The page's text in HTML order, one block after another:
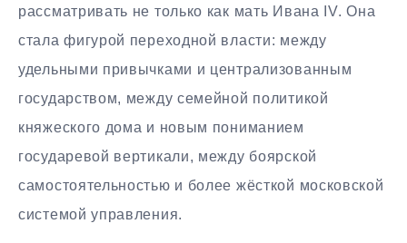
рассматривать не только как мать Ивана IV. Она
стала фигурой переходной власти: между
удельными привычками и централизованным
государством, между семейной политикой
княжеского дома и новым пониманием
государевой вертикали, между боярской
самостоятельностью и более жёсткой московской
системой управления.